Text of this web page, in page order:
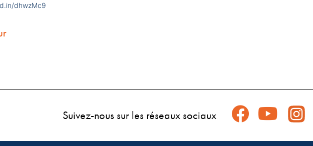
dhwzMc9
Suivez-nous sur les réseaux sociaux